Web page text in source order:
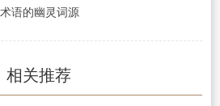
语的幽灵词源
相关推荐